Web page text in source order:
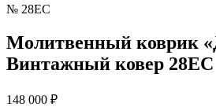
№ 28EC
Молитвенный коврик
Винтажный ковер 28EC
148 000 ₽